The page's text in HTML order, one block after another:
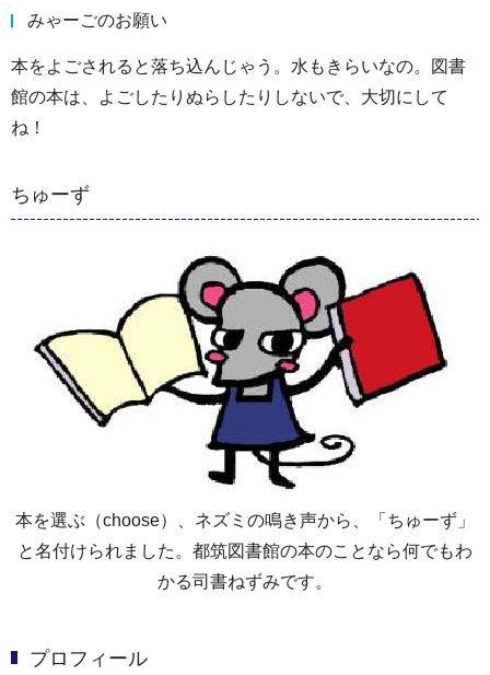
みゃーごのお願い
本をよごされると落ち込んじゃう。水もきらいなの。図書
館の本は、よごしたりぬらしたりしないで、大切にして
ね！
ちゅーず
本を選ぶ（choose）、ネズミの鳴き声から、「ちゅーず」
と名付けられました。都筑図書館の本のことなら何でもわ
かる司書ねずみです。
プロフィール